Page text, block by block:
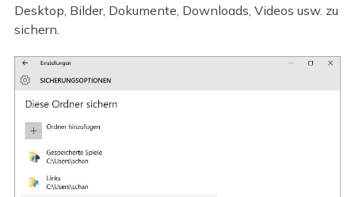
Desktop, Bilder, Dokumente, Downloads, Videos usw. zu
sichern.